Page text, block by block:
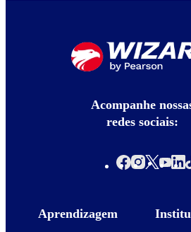
Acompanhe
redes sociais:
Aprendizagem